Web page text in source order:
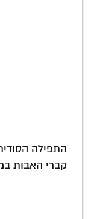
התפילה
קברי האבות